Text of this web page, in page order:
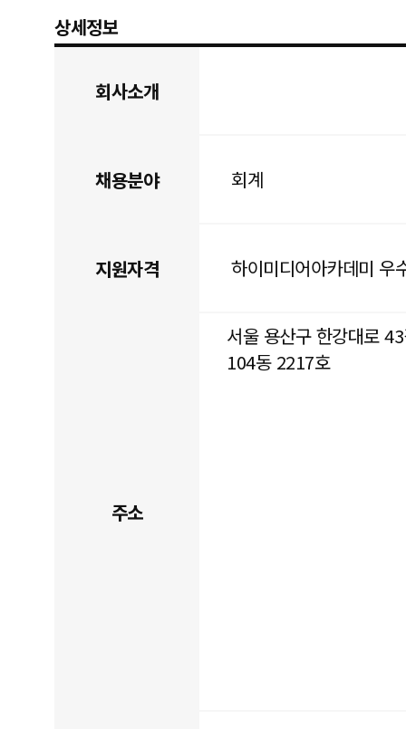
상세정보
회사소개
채용분야 회계
지원자격 하이미디어아카데미 우
주소
서울 용산구 한강대로
104동 2217호